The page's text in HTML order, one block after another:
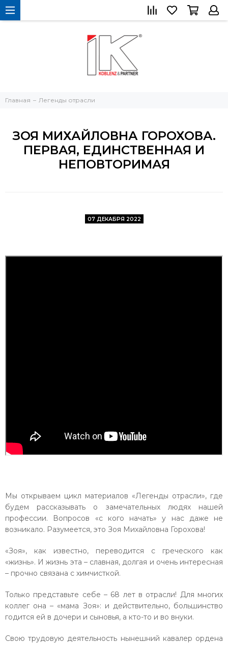
Главная Легенды отрасли
ЗОЯ МИХАЙЛОВНА ГОРОХОВА.
ПЕРВАЯ, ЕДИНСТВЕННАЯ И
НЕПОВТОРИМАЯ
07 ДЕКАБРЯ 2022
Мы открываем цикл материалов «Легенды отрасли», где
будем рассказывать о замечательных людях нашей
профессии. Вопросов «с кого начать» у нас даже не
возникало. Разумеется, это Зоя Михайловна Горохова!
«Зоя», как известно, переводится с греческого как
«жизнь». И жизнь эта – славная, долгая и очень интересная
– прочно связана с химчисткой.
Только представьте себе – 68 лет в отрасли! Для многих
коллег она – «мама Зоя»: и действительно, большинство
годится ей в дочери и сыновья, а кто-то и во внуки.
Свою трудовую деятельность нынешний кавалер ордена